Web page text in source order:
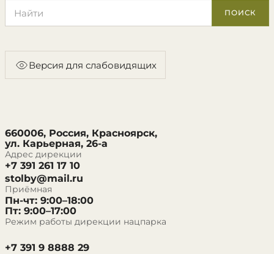
ПОИСК
Версия для слабовидящих
660006, Россия, Красноярск,
ул. Карьерная, 26-а
Адрес дирекции
+7 391 261 17 10
stolby@mail.ru
Приёмная
Пн-чт: 9:00–18:00
Пт: 9:00–17:00
Режим работы дирекции нацпарка
+7 391 9 8888 29